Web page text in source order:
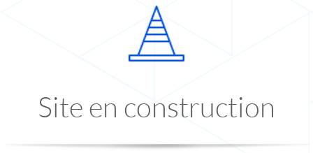
Site en construction